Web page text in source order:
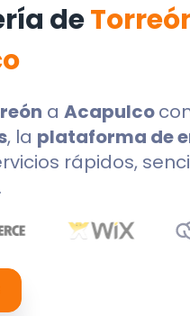
de
a Acapulco
, la plataforma de
rápidos,